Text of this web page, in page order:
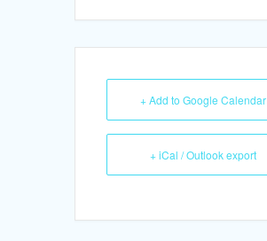
+ Add to Google Calendar
+ iCal / Outlook export